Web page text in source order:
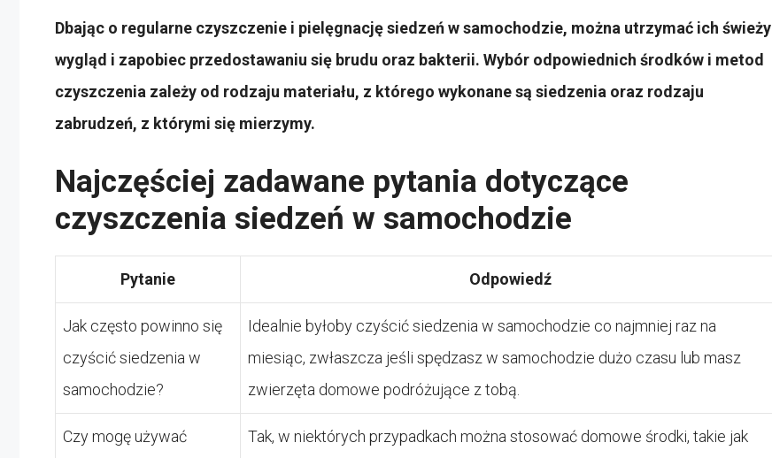
Dbając o regularne czyszczenie i pielęgnację siedzeń w samochodzie, można utrzymać ich świeży
wygląd i zapobiec przedostawaniu się brudu oraz bakterii. Wybór odpowiednich środków i metod
czyszczenia zależy od rodzaju materiału, z którego wykonane są siedzenia oraz rodzaju
zabrudzeń, z którymi się mierzymy.
Najczęściej zadawane pytania dotyczące
czyszczenia siedzeń w samochodzie
Pytanie Odpowiedź
Jak często powinno się
czyścić siedzenia w
samochodzie?
Idealnie byłoby czyścić siedzenia w samochodzie co najmniej raz na
miesiąc, zwłaszcza jeśli spędzasz w samochodzie dużo czasu lub masz
zwierzęta domowe podróżujące z tobą.
Czy mogę używać
Tak, w niektórych przypadkach można stosować domowe środki, takie jak